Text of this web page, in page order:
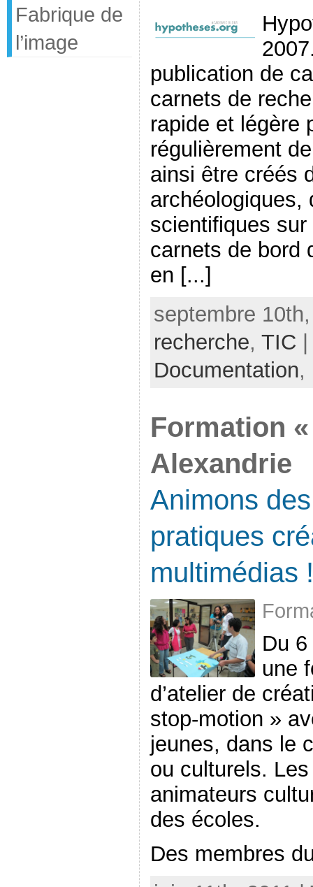
Fabrique de
l’image
publication de
carnets de
rapide et légère
régulièrement
ainsi être créés
archéologiques,
scientifiques
carnets de bord
en [...]
septembre
recherche, TIC
Documentation,
Formation
Alexandrie
Animons
pratiques
multimédias !
Du
une
d’atelier de
stop-motion »
jeunes, dans le
ou culturels.
animateurs
des écoles.
Des membres